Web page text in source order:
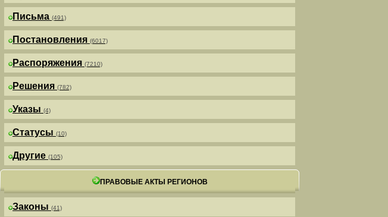
Письма (491)
Постановления (6017)
Распоряжения (7210)
Решения (782)
Указы (4)
Статусы (10)
Другие (105)
ПРАВОВЫЕ АКТЫ РЕГИОНОВ
Законы (41)